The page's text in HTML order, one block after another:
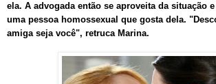
ela. A advogada então se aproveita da situação
uma pessoa homossexual que gosta dela.
amiga seja você", retruca Marina.